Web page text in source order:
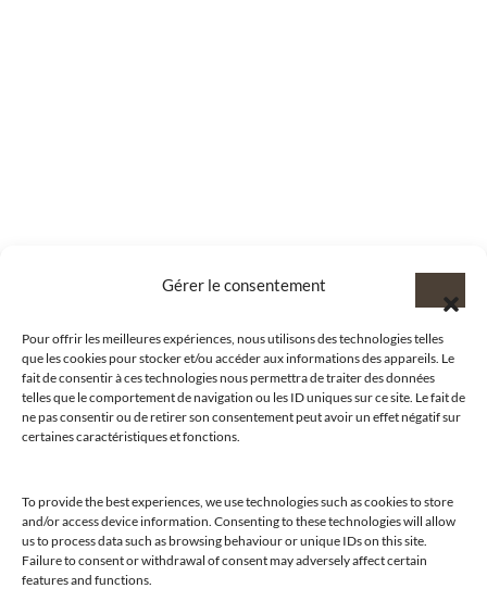
Gérer le consentement
Pour offrir les meilleures expériences, nous utilisons des technologies telles
que les cookies pour stocker et/ou accéder aux informations des appareils. Le
fait de consentir à ces technologies nous permettra de traiter des données
telles que le comportement de navigation ou les ID uniques sur ce site. Le fait de
ne pas consentir ou de retirer son consentement peut avoir un effet négatif sur
certaines caractéristiques et fonctions.
To provide the best experiences, we use technologies such as cookies to store
and/or access device information. Consenting to these technologies will allow
us to process data such as browsing behaviour or unique IDs on this site.
Failure to consent or withdrawal of consent may adversely affect certain
features and functions.@clubamilcar